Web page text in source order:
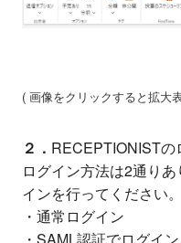
( 画像をクリックすると拡大
２． RECEPTIONISTの
ログイン方法は2通り
インを行ってください。
・通常ログイン